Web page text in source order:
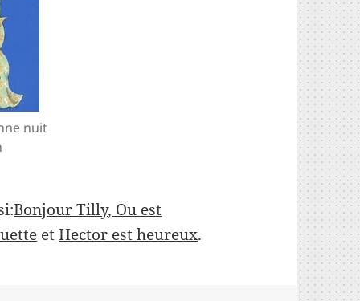
nuit
Bonjour Tilly, Ou est
etHector est heureux.